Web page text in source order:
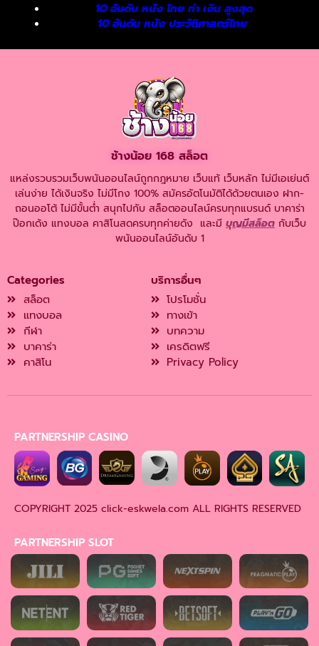
10 อันดับ หนัง ไทย ทํา เงิน สูงสุด
10 อันดับ หนัง ประวัติศาสตร์ไทย
ช้างน้อย 168 สล็อต
แหล่งรวบรวมเว็บพนันออนไลน์ถูกกฎหมาย เว็บแท้ เว็บหลัก ไม่มีเอเย่นต์
เล่นง่าย ได้เงินจริง ไม่มีโกง 100% สมัครอัตโนมัติได้ด้วยตนเอง ฝาก-
ถอนออโต้ ไม่มีขั้นต่ำ สนุกไปกับ สล็อตออนไลน์ครบทุกแบรนด์ บาคาร่า
ป๊อกเด้ง แทงบอล คาสิโนสดครบทุกค่ายดัง และมี บุญมีสล็อต กับเว็บ
พนันออนไลน์อันดับ 1
Categories
สล็อต
แทงบอล
กีฬา
บาคาร่า
คาสิโน
บริการอื่นๆ
โปรโมชั่น
ทางเข้า
บทความ
เครดิตฟรี
Privacy Policy
PARTNERSHIP CASINO
COPYRIGHT 2025 click-eskwela.com ALL RIGHTS RESERVED
PARTNERSHIP SLOT